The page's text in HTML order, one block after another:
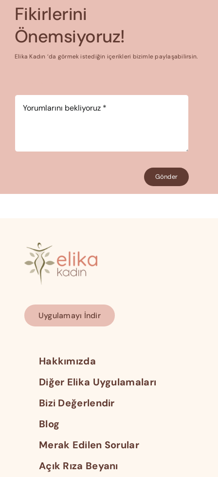
Fikirlerini
Önemsiyoruz!
Elika Kadın ‘da görmek istediğin içerikleri bizimle paylaşabilirsin.
Gönder
Uygulamayı İndir
Hakkımızda
Diğer Elika Uygulamaları
Bizi Değerlendir
Blog
Merak Edilen Sorular
Açık Rıza Beyanı